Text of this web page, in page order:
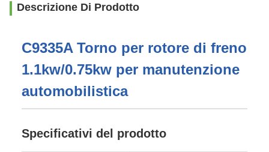
Descrizione Di Prodotto
C9335A Torno per rotore di freno
1.1kw/0.75kw per manutenzione
automobilistica
Specificativi del prodotto